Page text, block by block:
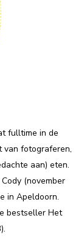
fulltime in de
van fotograferen,
aan) eten.
(november
in Apeldoorn.
bestseller Het